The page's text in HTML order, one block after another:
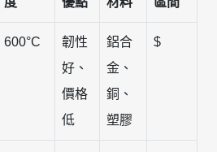
600°C
韌性
好、
價格
低
鋁合
金、
銅、
塑膠
$